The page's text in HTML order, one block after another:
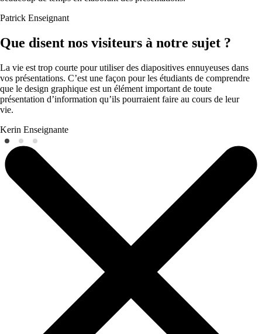
Patrick Enseignant
Que disent nos visiteurs à notre sujet ?
La vie est trop courte pour utiliser des diapositives ennuyeuses dans
vos présentations. C’est une façon pour les étudiants de comprendre
que le design graphique est un élément important de toute
présentation d’information qu’ils pourraient faire au cours de leur
vie.
Kerin Enseignante